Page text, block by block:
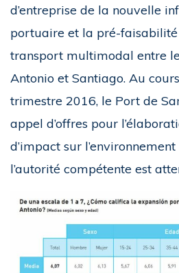
d’entreprise de la nouvelle
portuaire et la pré-faisabilité
transport multimodal entre
Antonio et Santiago. Au
trimestre 2016, le Port de
appel d’offres pour
d’impact sur l’environnement
l’autorité compétente est